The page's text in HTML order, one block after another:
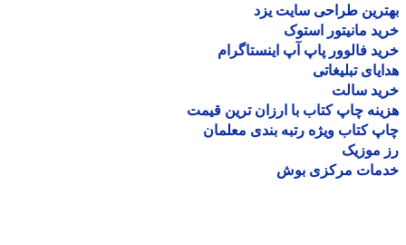
طراحی سایت یزد
مانیتور استوک
فالوور پاپ آپ اینستاگرام
تبلیغاتی
سالت
چاپ کتاب با ارزان ترین قیمت
کتاب ویژه رتبه بندی معلمان
موزیک
مرکزی بوش